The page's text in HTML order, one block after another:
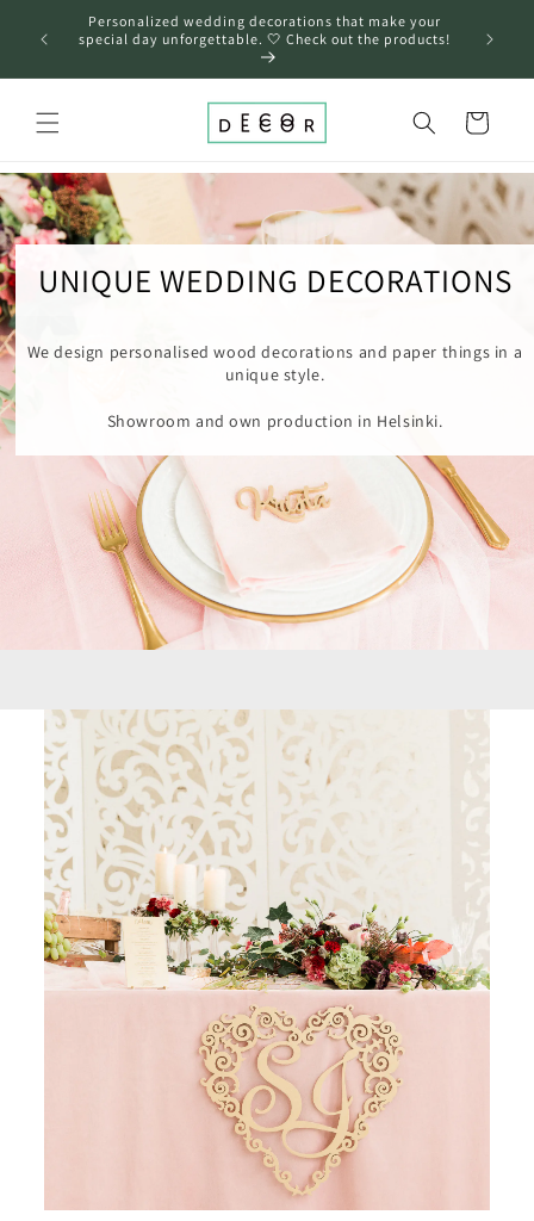
Skip to
content
Personalized wedding decorations that make your
special day unforgettable. 🤍 Check out the products!
Cart
UNIQUE WEDDING DECORATIONS
We design personalised wood decorations and paper things in a
unique style.
Showroom and own production in Helsinki.